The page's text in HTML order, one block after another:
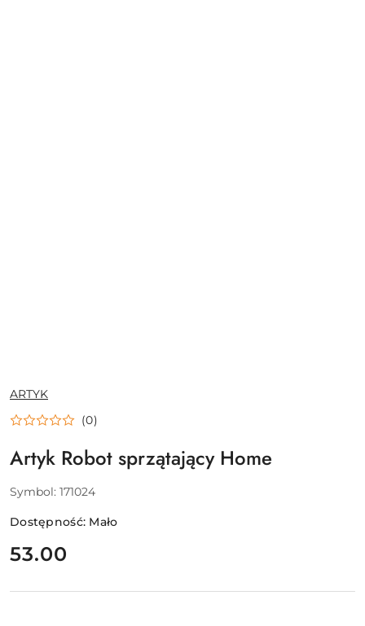
NAZWA
PRODUCENTA:
ARTYK
(0)
Artyk Robot sprzątający Home
Symbol: 171024
Dostępność: Mało
cena:
53.00